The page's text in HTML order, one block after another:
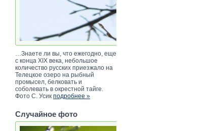
…Знаете ли вы, что ежегодно, еще
с конца XIX века, небольшое
количество русских приезжало на
Телецкое озеро на рыбный
промысел, белковать и
соболевать в окрестной тайге.
Фото С. Усик подробнее »
Случайное фото